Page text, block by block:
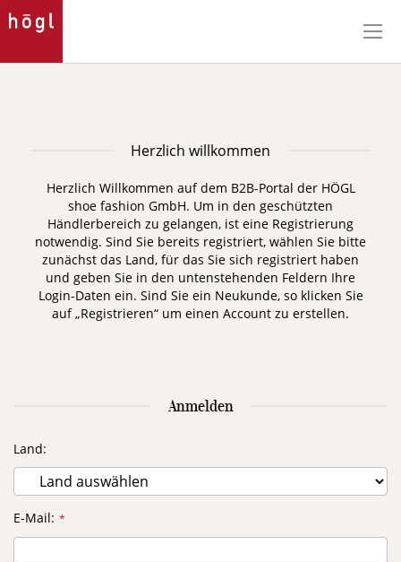
zum
Herzlich willkommen
Herzlich Willkommen auf dem B2B-Portal der HÖGL
shoe fashion GmbH. Um in den geschützten
Händlerbereich zu gelangen, ist eine Registrierung
notwendig. Sind Sie bereits registriert, wählen Sie bitte
zunächst das Land, für das Sie sich registriert haben
und geben Sie in den untenstehenden Feldern Ihre
Login-Daten ein. Sind Sie ein Neukunde, so klicken Sie
auf „Registrieren“ um einen Account zu erstellen.
Anmelden
Land
E-Mail